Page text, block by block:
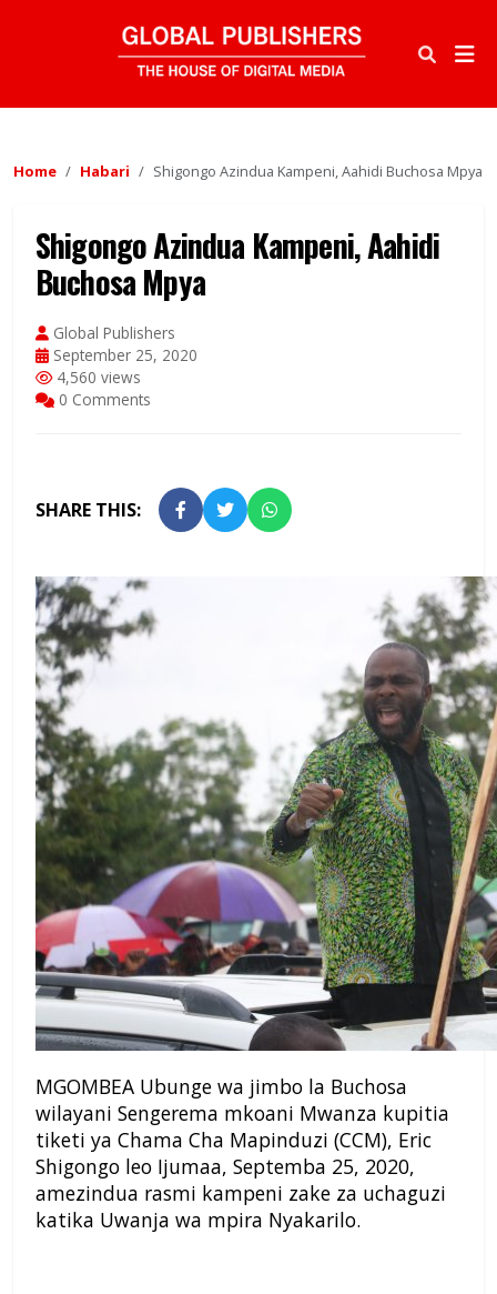
Home Habari Shigongo Azindua Kampeni, Aahidi Buchosa Mpya
Shigongo Azindua Kampeni, Aahidi
Buchosa Mpya
Global Publishers
September 25, 2020
4,560 views
0 Comments
SHARE THIS:
MGOMBEA Ubunge wa jimbo la Buchosa
wilayani Sengerema mkoani Mwanza kupitia
tiketi ya Chama Cha Mapinduzi (CCM), Eric
Shigongo leo Ijumaa, Septemba 25, 2020,
amezindua rasmi kampeni zake za uchaguzi
katika Uwanja wa mpira Nyakarilo.